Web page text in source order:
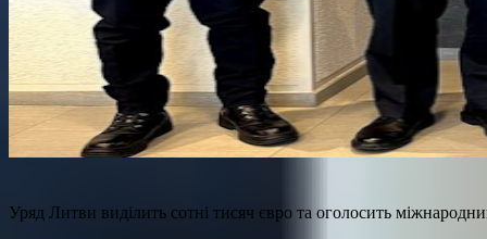
Уряд Литви виділить сотні тисяч євро та оголосить